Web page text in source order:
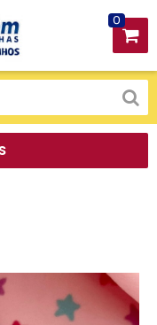
0